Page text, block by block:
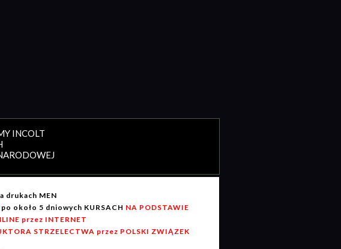
INCOLT
drukach MEN
po około 5 dniowych KURSACH NA PODSTAWIE
przez INTERNET
STRZELECTWA przez POLSKI ZWIĄZEK